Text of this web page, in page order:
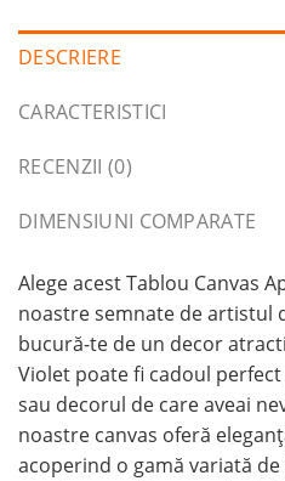
DESCRIERE
CARACTERISTICI
RECENZII (0)
DIMENSIUNI COMPARATE
Alege acest Tablou Canvas
noastre semnate de artistul
bucură-te de un decor
Violet poate fi cadoul
sau decorul de care aveai
noastre canvas oferă
acoperind o gamă variată